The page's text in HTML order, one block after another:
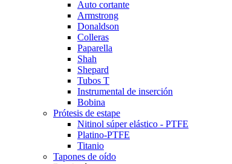
Auto cortante
Armstrong
Donaldson
Colleras
Paparella
Shah
Shepard
Tubos T
Instrumental de inserción
Bobina
Prótesis de estape
Nitinol súper elástico - PTFE
Platino-PTFE
Titanio
Tapones de oído